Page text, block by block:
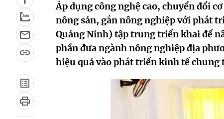
Áp dụng công nghệ cao, chuyển đổi
nông sản, gắn nông nghiệp với phát
Quảng Ninh) tập trung triển khai để
phần đưa ngành nông nghiệp địa
hiệu quả vào phát triển kinh tế chung